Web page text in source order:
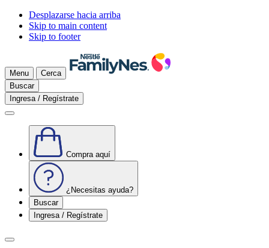
Desplazarse hacia arriba
Skip to main content
Skip to footer
Menu
Cerca
Buscar
Ingresa / Regístrate
Compra aquí
¿Necesitas ayuda?
Buscar
Ingresa / Regístrate